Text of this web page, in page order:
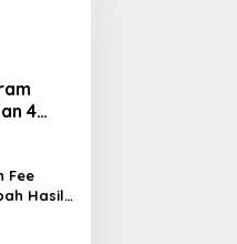
4
Fee
Hasil
OTT